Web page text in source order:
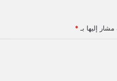
مشار إليها بـ *